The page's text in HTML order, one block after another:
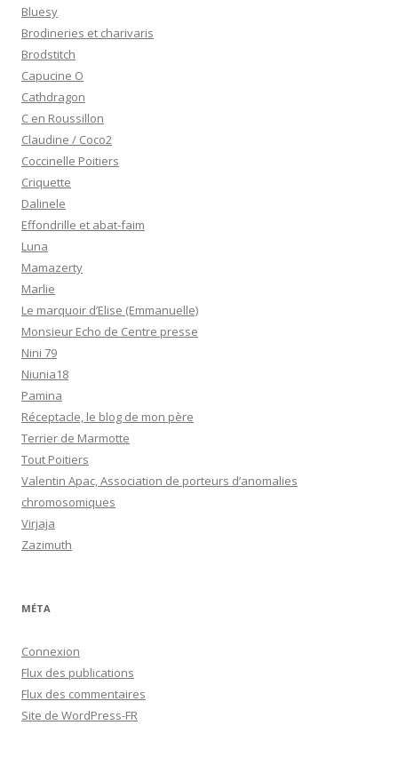
Bluesy
Brodineries et charivaris
Brodstitch
Capucine O
Cathdragon
C en Roussillon
Claudine / Coco2
Coccinelle Poitiers
Criquette
Dalinele
Effondrille et abat-faim
Luna
Mamazerty
Marlie
Le marquoir d’Elise (Emmanuelle)
Monsieur Echo de Centre presse
Nini 79
Niunia18
Pamina
Réceptacle, le blog de mon père
Terrier de Marmotte
Tout Poitiers
Valentin Apac, Association de porteurs d’anomalies
chromosomiques
Virjaja
Zazimuth
MÉTA
Connexion
Flux des publications
Flux des commentaires
Site de WordPress-FR